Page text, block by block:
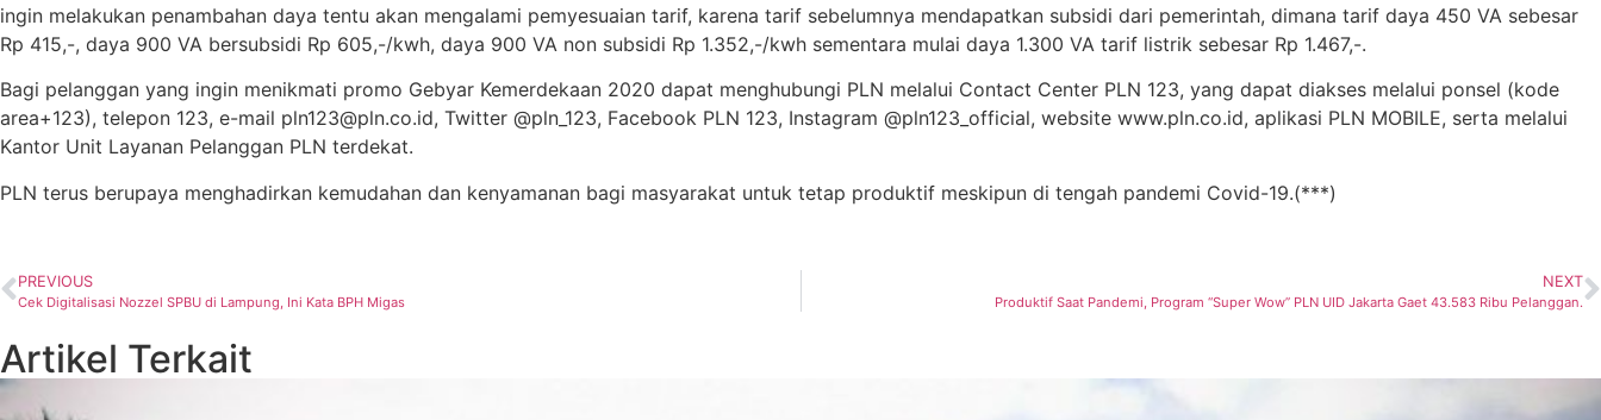
ingin melakukan penambahan daya tentu akan mengalami pemyesuaian tarif, karena tarif sebelumnya mendapatkan subsidi dari pemerintah, dimana tarif daya 450 VA sebesar
Rp 415,-, daya 900 VA bersubsidi Rp 605,-/kwh, daya 900 VA non subsidi Rp 1.352,-/kwh sementara mulai daya 1.300 VA tarif listrik sebesar Rp 1.467,-.
Bagi pelanggan yang ingin menikmati promo Gebyar Kemerdekaan 2020 dapat menghubungi PLN melalui Contact Center PLN 123, yang dapat diakses melalui ponsel (kode
area+123), telepon 123, e-mail pln123@pln.co.id, Twitter @pln_123, Facebook PLN 123, Instagram @pln123_official, website www.pln.co.id, aplikasi PLN MOBILE, serta melalui
Kantor Unit Layanan Pelanggan PLN terdekat.
PLN terus berupaya menghadirkan kemudahan dan kenyamanan bagi masyarakat untuk tetap produktif meskipun di tengah pandemi Covid-19.(***)
PREVIOUS
Cek Digitalisasi Nozzel SPBU di Lampung, Ini Kata BPH Migas
NEXT
Produktif Saat Pandemi, Program “Super Wow” PLN UID Jakarta Gaet 43.583 Ribu Pelanggan.
Artikel Terkait